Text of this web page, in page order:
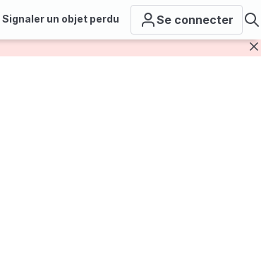
Signaler un objet perdu
Se connecter